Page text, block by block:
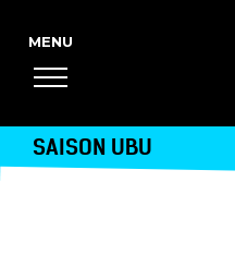
SAISON UBU